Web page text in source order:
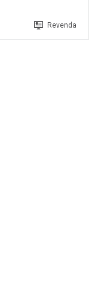
Revenda